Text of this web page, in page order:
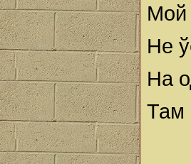
Мой
Не
На
Там